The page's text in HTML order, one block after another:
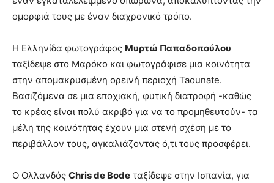
ομορφιά τους με έναν διαχρονικό τρόπο.
Η Ελληνίδα φωτογράφος Μυρτώ Παπαδοπούλου
ταξίδεψε στο Μαρόκο και φωτογράφισε μια κοινότητα
στην απομακρυσμένη ορεινή περιοχή Taounate.
Βασιζόμενα σε μια εποχιακή, φυτική διατροφή -καθώς
το κρέας είναι πολύ ακριβό για να το προμηθευτούν- τα
μέλη της κοινότητας έχουν μια στενή σχέση με το
περιβάλλον τους, αγκαλιάζοντας ό,τι τους προσφέρει.
O Ολλανδός Chris de Bode ταξίδεψε στην Ισπανία, για